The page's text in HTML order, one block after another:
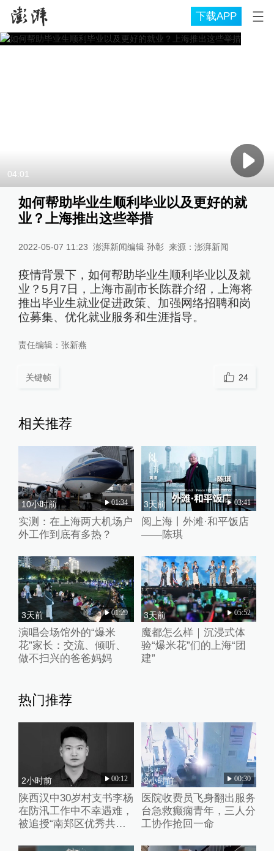
下载APP
04:01
如何帮助毕业生顺利毕业以及更好的就
业？上海推出这些举措
2022-05-07 11:23 澎湃新闻编辑 孙彰 来源： 澎湃新闻
疫情背景下，如何帮助毕业生顺利毕业以及就
业？5月7日，上海市副市长陈群介绍，上海将
推出毕业生就业促进政策、加强网络招聘和岗
位募集、优化就业服务和生涯指导。
责任编辑： 张新燕
关键帧 24
相关推荐
10小时前 01:34
实测：在上海两大机场户
外工作到底有多热？
3天前 03:41
阅上海丨外滩·和平饭店
——陈琪
3天前 01:29
演唱会场馆外的“爆米
花”家长：交流、倾听、
做不扫兴的爸爸妈妈
3天前 05:52
魔都怎么样｜沉浸式体
验“爆米花”们的上海“团
建”
热门推荐
2小时前 00:12
陕西汉中30岁村支书李杨
在防汛工作中不幸遇难，
被追授“南郑区优秀共产
2小时前 00:30
医院收费员飞身翻出服务
台急救癫痫青年，三人分
工协作抢回一命